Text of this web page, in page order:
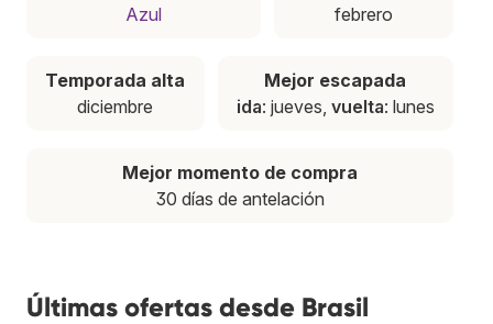
Azul
febrero
Temporada alta
diciembre
Mejor escapada
ida: jueves, vuelta: lunes
Mejor momento de compra
30 días de antelación
Últimas ofertas desde Brasil